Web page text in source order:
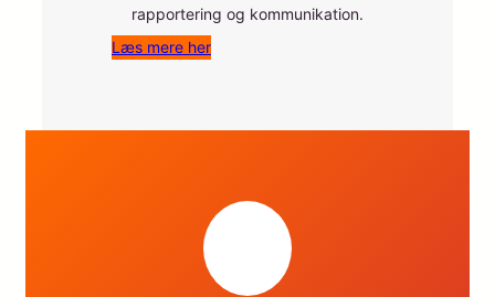
rapportering og kommunikation.
Læs mere her